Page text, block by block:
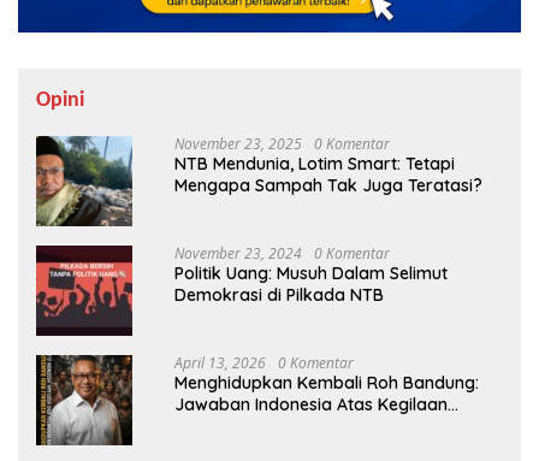
Opini
November 23, 2025 0 Komentar
NTB Mendunia, Lotim Smart: Tetapi
Mengapa Sampah Tak Juga Teratasi?
November 23, 2024 0 Komentar
Politik Uang: Musuh Dalam Selimut
Demokrasi di Pilkada NTB
April 13, 2026 0 Komentar
Menghidupkan Kembali Roh Bandung:
Jawaban Indonesia Atas Kegilaan